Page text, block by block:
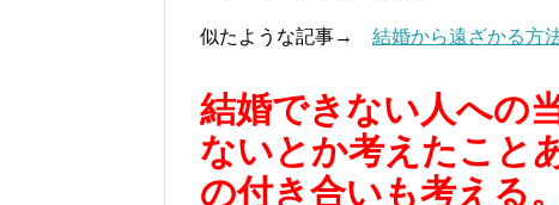
似たような記事→ 結婚から遠ざかる方
結婚できない人への
ないとか考えたこと
の付き合いも考える